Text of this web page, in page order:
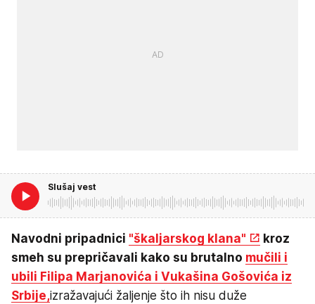
Slušaj vest
Navodni pripadnici "škaljarskog klana"
kroz
smeh su prepričavali kako su brutalno mučili i
ubili Filipa Marjanovića i Vukašina Gošovića iz
Srbije,izražavajući žaljenje što ih nisu duže